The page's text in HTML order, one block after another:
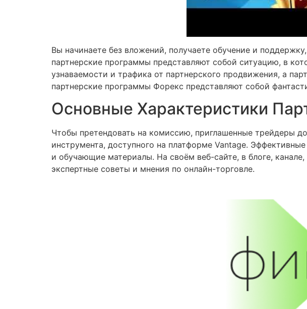
Вы начинаете без вложений, получаете обучение и
партнерские программы представляют собой ситуацию, в
узнаваемости и трафика от партнерского продвижения, а
партнерские программы Форекс представляют собой
Основные Характеристики
Чтобы претендовать на комиссию, приглашенные трейдеры
инструмента, доступного на платформе Vantage.
и обучающие материалы. На своём веб-сайте, в блоге,
экспертные советы и мнения по онлайн-торговле.